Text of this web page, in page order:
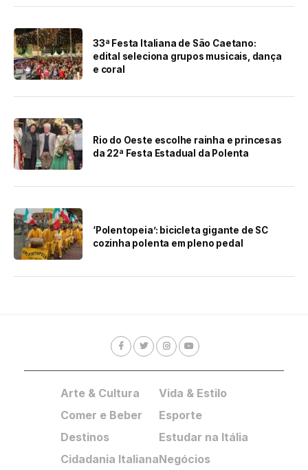
33ª Festa Italiana de São Caetano:
edital seleciona grupos musicais, dança
e coral
Rio do Oeste escolhe rainha e princesas
da 22ª Festa Estadual da Polenta
‘Polentopeia’: bicicleta gigante de SC
cozinha polenta em pleno pedal
Arte & Cultura
Comer e Beber
Destinos
Cidadania Italiana
Vida & Estilo
Esporte
Estudar na Itália
Negócios